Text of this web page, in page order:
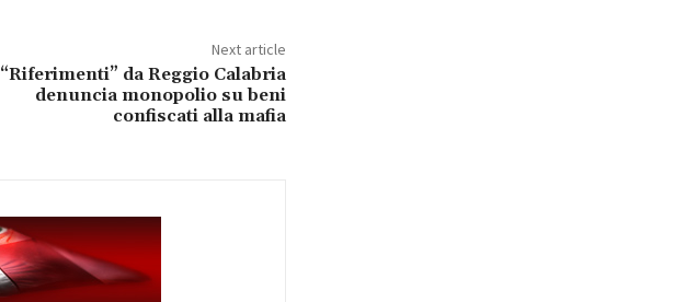
Next article
“Riferimenti” da Reggio Calabria
denuncia monopolio su beni
confiscati alla mafia